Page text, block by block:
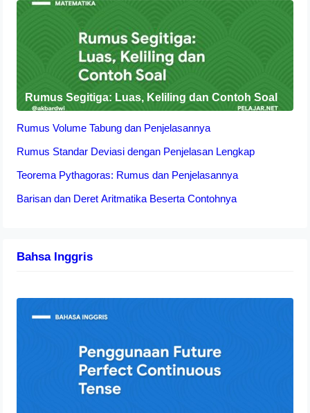
Rumus Segitiga: Luas, Keliling dan Contoh Soal
Rumus Volume Tabung dan Penjelasannya
Rumus Standar Deviasi dengan Penjelasan Lengkap
Teorema Pythagoras: Rumus dan Penjelasannya
Barisan dan Deret Aritmatika Beserta Contohnya
Bahsa Inggris